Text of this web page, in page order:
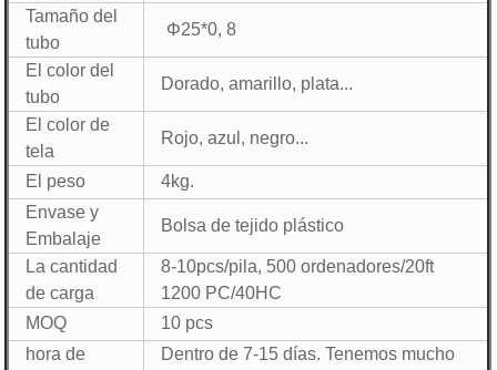
Tamaño del
tubo
Φ25*0, 8
El color del
tubo
Dorado, amarillo, plata...
El color de
tela
Rojo, azul, negro...
El peso
4kg.
Envase y
Embalaje
Bolsa de tejido plástico
La cantidad
de carga
8-10pcs/pila, 500 ordenadores/20ft
1200 PC/40HC
MOQ
10 pcs
hora de
Dentro de 7-15 días. Tenemos mucho